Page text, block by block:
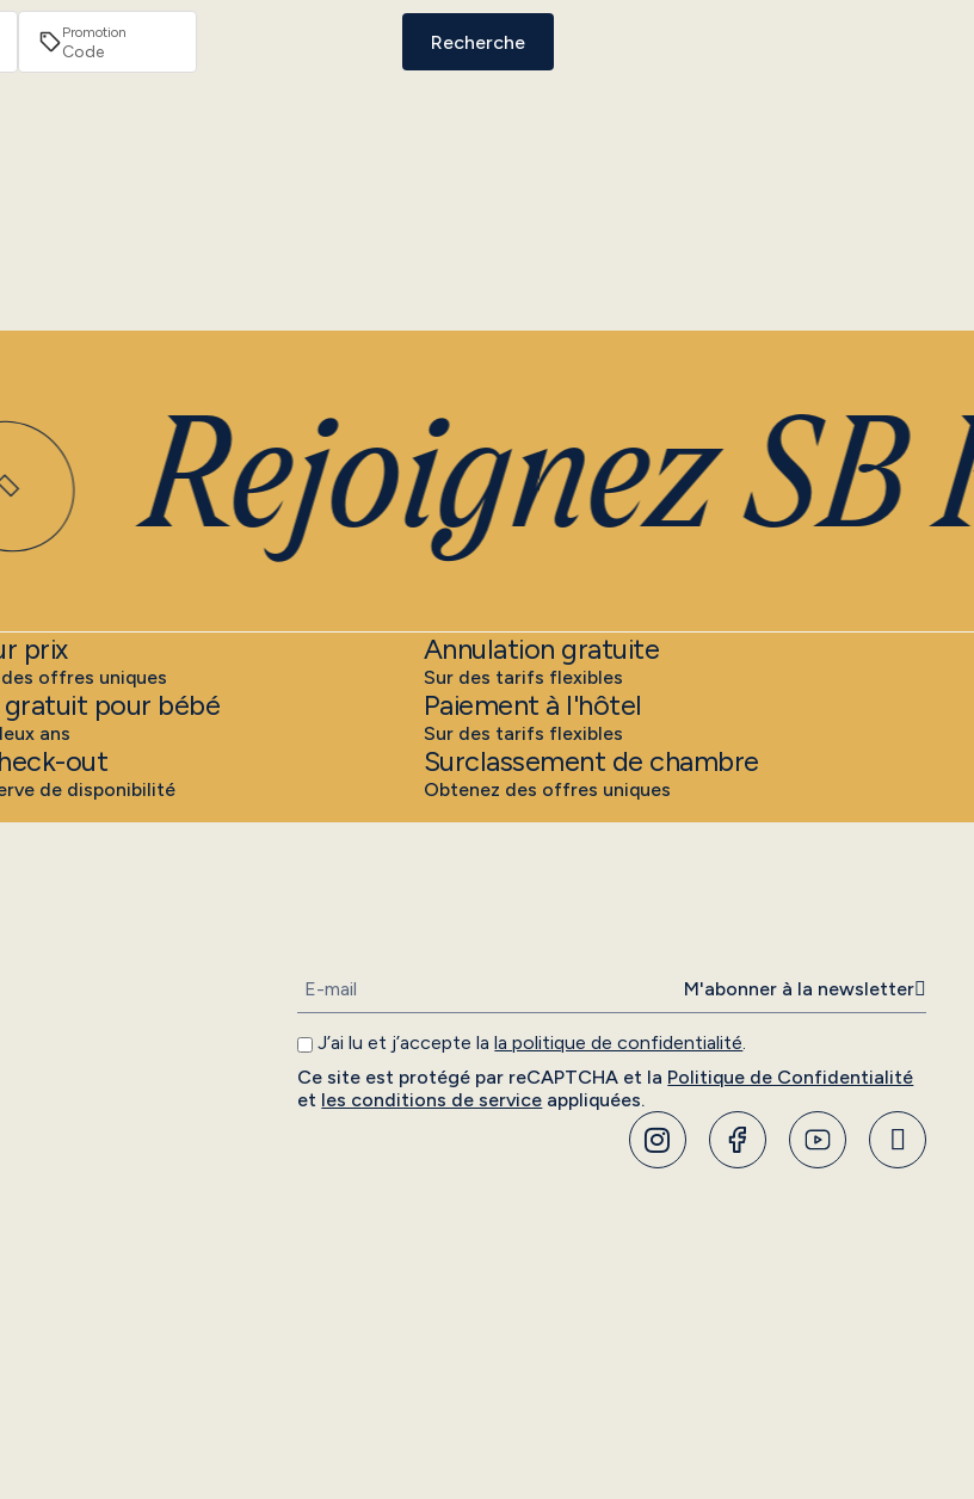
Promotion Recherche
Rejoignez SB
prix
offres uniques
gratuit pour bébé
ans
out
de disponibilité
Annulation gratuite
Sur des tarifs flexibles
Paiement à l'hôtel
Sur des tarifs flexibles
Surclassement de chambre
Obtenez des offres uniques
J’ai lu et j’accepte lala politique de confidentialité.
Ce site est protégé par reCAPTCHA et la Politique de Confidentialité
et les conditions de service appliquées.
M'abonner à la newsletter